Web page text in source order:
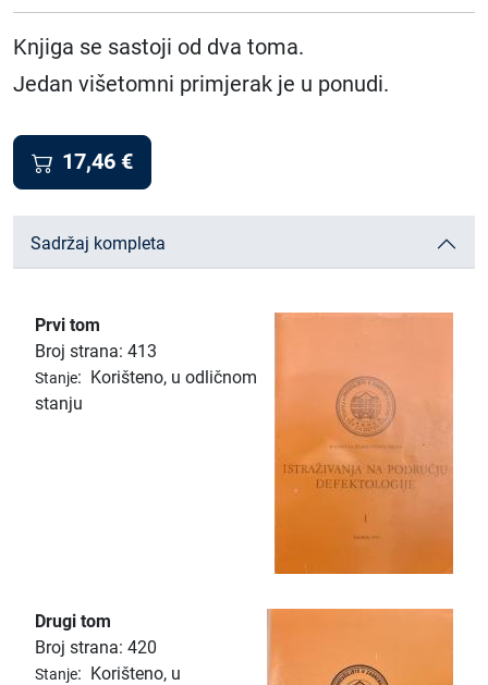
Knjiga se sastoji od dva toma.
Jedan višetomni primjerak je u ponudi.
17,46 €
Sadržaj kompleta
Prvi tom
Broj strana: 413
Stanje: Korišteno, u odličnom
stanju
Drugi tom
Broj strana: 420
Stanje: Korišteno, u